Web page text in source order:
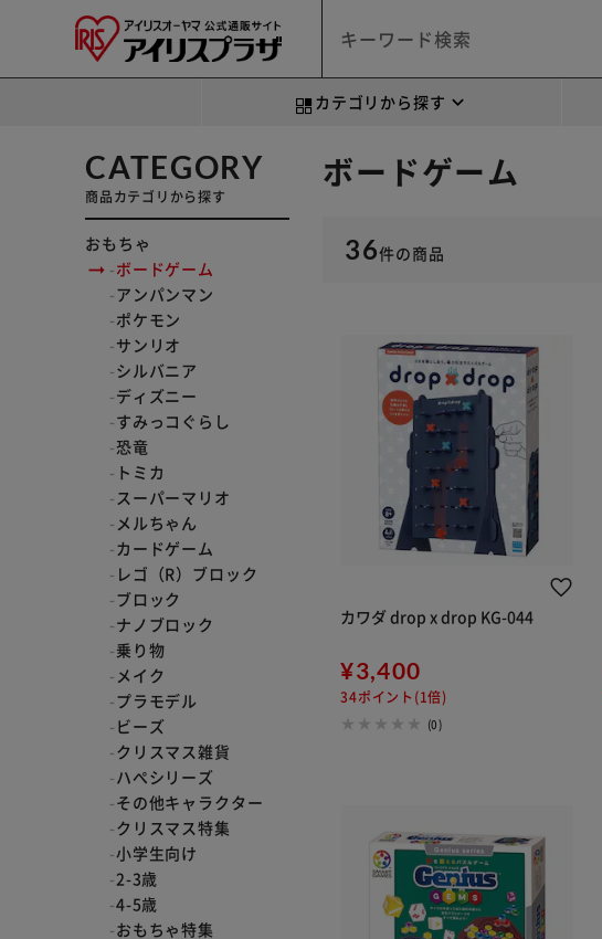
カテゴリから探す
CATEGORY
商品カテゴリから探す
おもちゃ
ボードゲーム
アンパンマン
ポケモン
サンリオ
シルバニア
ディズニー
すみっコぐらし
恐竜
トミカ
スーパーマリオ
メルちゃん
カードゲーム
レゴ（R）ブロック
ブロック
ナノブロック
乗り物
メイク
プラモデル
ビーズ
クリスマス雑貨
ハぺシリーズ
その他キャラクター
クリスマス特集
小学生向け
2-3歳
4-5歳
おもちゃ特集
ボードゲーム
36件の商品
カワダ drop x drop KG-044
¥3,400
34ポイント(1倍)
(0)